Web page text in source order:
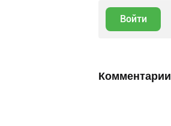
Войти
Комментарии